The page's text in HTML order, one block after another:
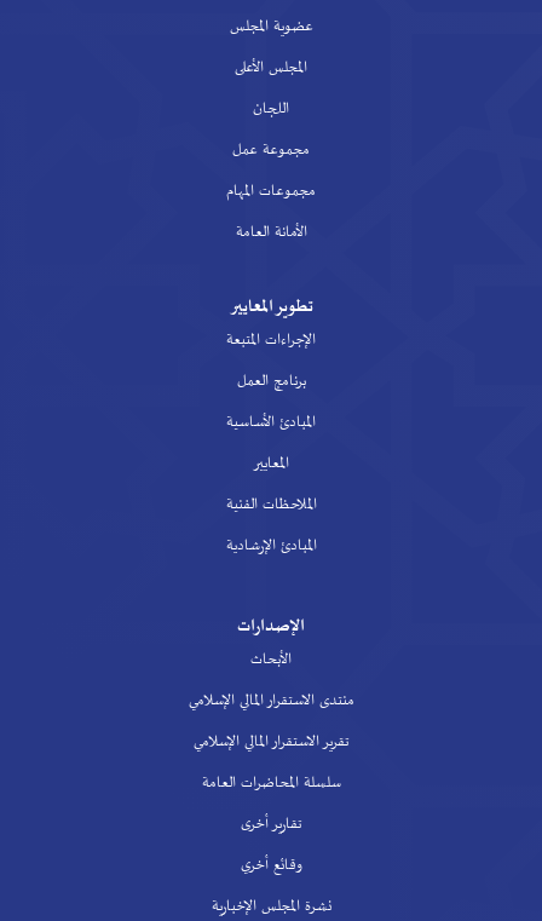
عضوية المجلس
المجلس الأعلى
اللجان
مجموعة عمل
مجموعات المهام
الأمانة العامة
تطوير المعايير
الإجراءات المتبعة
برنامج العمل
المبادئ الأساسية
المعايير
الملاحظات الفنية
المبادئ الإرشادية
الإصدارات
الأبحاث
منتدى الاستقرار المالي الإسلامي
تقرير الاستقرار المالي الإسلامي
سلسلة المحاضرات العامة
تقارير أخرى
وقائع أخري
نشرة المجلس الإخبارية